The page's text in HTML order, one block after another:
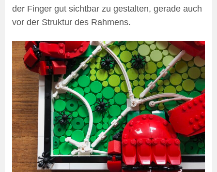
der Finger gut sichtbar zu gestalten, gerade auch
vor der Struktur des Rahmens.